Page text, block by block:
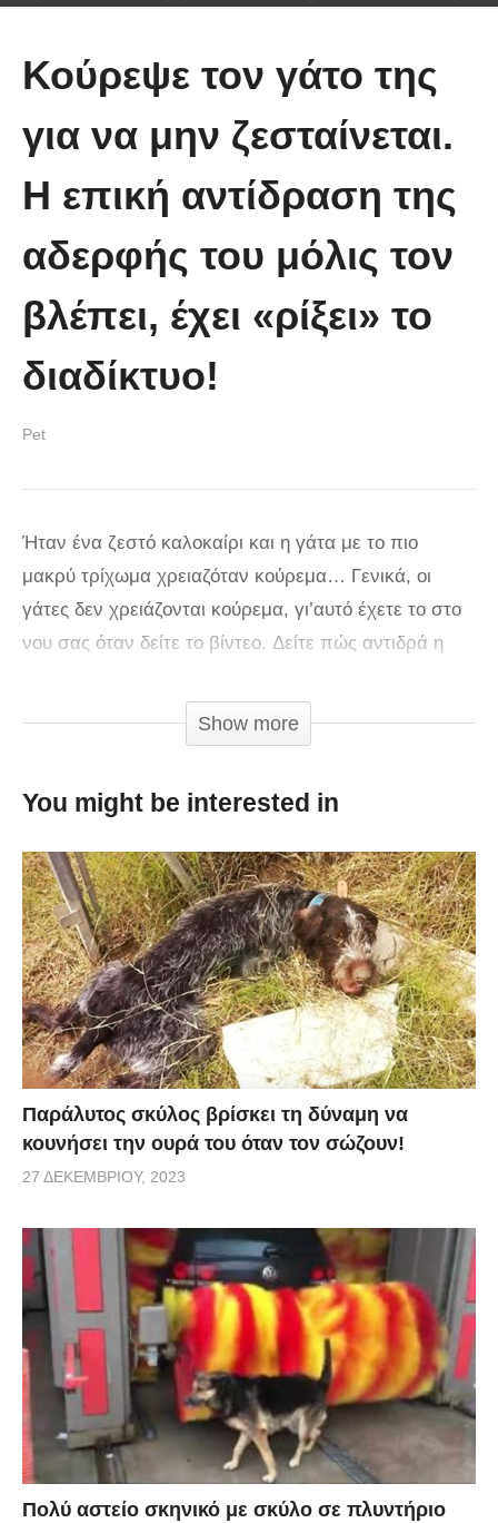
στον κόσμο!! (Video)
Κούρεψε τον γάτο της
για να μην ζεσταίνεται.
Η επική αντίδραση της
αδερφής του μόλις τον
βλέπει, έχει «ρίξει» το
διαδίκτυο!
Pet
Ήταν ένα ζεστό καλοκαίρι και η γάτα με το πιο
μακρύ τρίχωμα χρειαζόταν κούρεμα… Γενικά, οι
γάτες δεν χρειάζονται κούρεμα, γι’αυτό έχετε το στο
νου σας όταν δείτε το βίντεο. Δείτε πώς αντιδρά η
αν δείτε το βίντεο μέχρι το τέλος, θα δείτε ότι η άγρια
Show more
You might be interested in
Παράλυτος σκύλος βρίσκει τη δύναμη να
κουνήσει την ουρά του όταν τον σώζουν!
27 ΔΕΚΕΜΒΡΊΟΥ, 2023
Πολύ αστείο σκηνικό με σκύλο σε πλυντήριο